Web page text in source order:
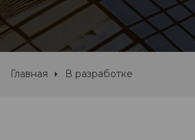
Главная В разработке